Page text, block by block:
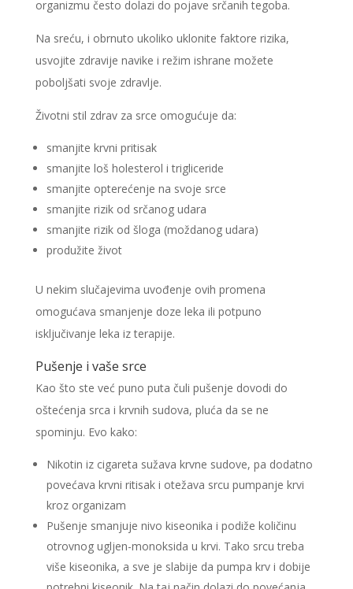
organizmu često dolazi do pojave srčanih tegoba.
Na sreću, i obrnuto ukoliko uklonite faktore rizika,
usvojite zdravije navike i režim ishrane možete
poboljšati svoje zdravlje.
Životni stil zdrav za srce omogućuje da:
smanjite krvni pritisak
smanjite loš holesterol i trigliceride
smanjite opterećenje na svoje srce
smanjite rizik od srčanog udara
smanjite rizik od šloga (moždanog udara)
produžite život
U nekim slučajevima uvođenje ovih promena
omogućava smanjenje doze leka ili potpuno
isključivanje leka iz terapije.
Pušenje i vaše srce
Kao što ste već puno puta čuli pušenje dovodi do
oštećenja srca i krvnih sudova, pluća da se ne
spominju. Evo kako:
Nikotin iz cigareta sužava krvne sudove, pa dodatno
povećava krvni ritisak i otežava srcu pumpanje krvi
kroz organizam
Pušenje smanjuje nivo kiseonika i podiže količinu
otrovnog ugljen-monoksida u krvi. Tako srcu treba
više kiseonika, a sve je slabije da pumpa krv i dobije